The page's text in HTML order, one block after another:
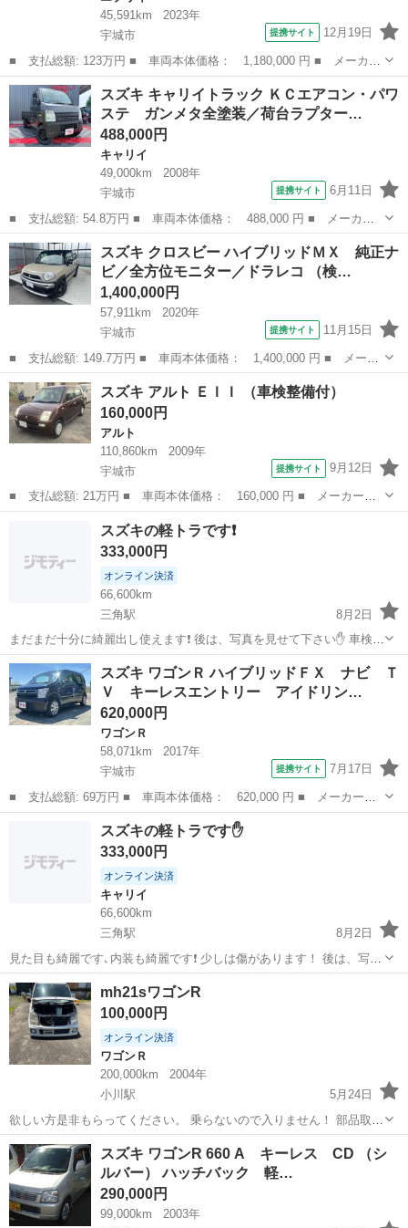
45,591km
2023年
宇城市
提携サイト 12月19日
■ 支払総額: 123万円 ■ 車両本体価格： 1,180,000 円 ■ メーカー
名： スズキ ■ 車種名： エブリイ ■ グレード名： ＰＡリミテ
ッド ＥＴＣ バックカメラ 両側スライドドア ＴＶ キーレスエ
ントリー ...
熊本 宇城市 エブリイ
スズキ キャリイトラック ＫＣエアコン・パワ
ステ ガンメタ全塗装／荷台ラプター…
488,000円
キャリイ
49,000km
2008年
宇城市
提携サイト 6月11日
■ 支払総額: 54.8万円 ■ 車両本体価格： 488,000 円 ■ メーカー
名： スズキ ■ 車種名： キャリイトラック ■ グレード名： Ｋ
Ｃエアコン・パワステ ガンメタ全塗装／荷台ラプターブラック／新
品ダンロップ...
熊本 宇城市 キャリイ
スズキ クロスビー ハイブリッドＭＸ 純正ナ
ビ／全方位モニター／ドラレコ （検…
1,400,000円
57,911km
2020年
宇城市
提携サイト 11月15日
■ 支払総額: 149.7万円 ■ 車両本体価格： 1,400,000 円 ■ メーカ
ー名： スズキ ■ 車種名： クロスビー ■ グレード名： ハイブ
リッドＭＸ 純正ナビ／全方位モニター／ドラレコ ■ 排気量：
1000...
熊本 宇城市 スズキ
スズキ アルト ＥＩＩ （車検整備付）
160,000円
アルト
110,860km
2009年
宇城市
提携サイト 9月12日
■ 支払総額: 21万円 ■ 車両本体価格： 160,000 円 ■ メーカー
名： スズキ ■ 車種名： アルト ■ グレード名： ＥＩＩ ■ 排
気量： 660cc ■ ドア枚数： 5D ■ ミッション： AT3速 ■ 店...
アルト
スズキの軽トラです❗
333,000円
オンライン決済
66,600km
三角駅
8月2日
まだまだ十分に綺麗出し使えます❗ 後は、写真を見せて下さい✋ 車検
は、来年12月まであります！ 年式は、28年式❗
熊本 宇城市 三角駅 スズキ 軽トラ
スズキ ワゴンＲ ハイブリッドＦＸ ナビ Ｔ
Ｖ キーレスエントリー アイドリン…
620,000円
ワゴンＲ
58,071km
2017年
宇城市
提携サイト 7月17日
■ 支払総額: 69万円 ■ 車両本体価格： 620,000 円 ■ メーカー
名： スズキ ■ 車種名： ワゴンＲ ■ グレード名： ハイブリッ
ドＦＸ ナビ ＴＶ キーレスエントリー アイドリングストップ
電動格納ミラー ...
ワゴンＲ
スズキの軽トラです✋
333,000円
オンライン決済
キャリイ
66,600km
三角駅
8月2日
見た目も綺麗です､内装も綺麗です❗ 少しは傷があります！ 後は、写真
でお願いします！ 車検は、来年12月まであります！
熊本 宇城市 キャリイ
mh21sワゴンR
100,000円
オンライン決済
ワゴンＲ
200,000km
2004年
小川駅
5月24日
欲しい方是非もらってください。 乗らないので入りません！ 部品取り
でお使いください！
熊本 宇城市 小川駅 ワゴンＲ 部品取り
スズキ ワゴンR 660 A キーレス CD （シ
ルバー） ハッチバック 軽…
290,000円
99,000km
2003年